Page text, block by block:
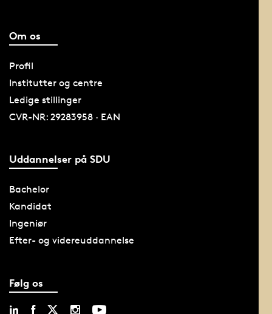
Om os
Profil
Institutter og centre
Ledige stillinger
CVR-NR: 29283958 · EAN
Uddannelser på SDU
Bachelor
Kandidat
Ingeniør
Efter- og videreuddannelse
Følg os